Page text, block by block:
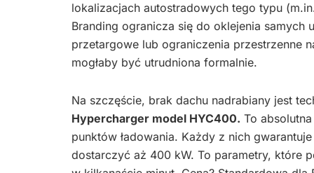
lokalizacjach autostradowych tego typu
Branding ogranicza się do oklejenia
przetargowe lub ograniczenia przestrzenne
mogłaby być utrudniona formalnie.
Na szczęście, brak dachu nadrabiany jest
Hypercharger model HYC400. To
punktów ładowania. Każdy z nich
dostarczyć aż 400 kW. To parametry, które